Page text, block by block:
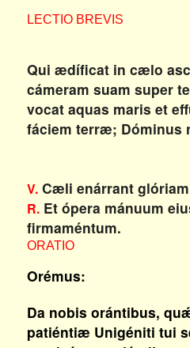
LECTIO BREVIS
Qui ædíficat in cælo
cámeram suam super
vocat aquas maris et
fáciem terræ; Dóminus
V.Cæli enárrant glóriam
R.Et ópera mánuum
firmaméntum.
ORATIO
Orémus:
Da nobis orántibus,
patiéntiæ Unigéniti tui